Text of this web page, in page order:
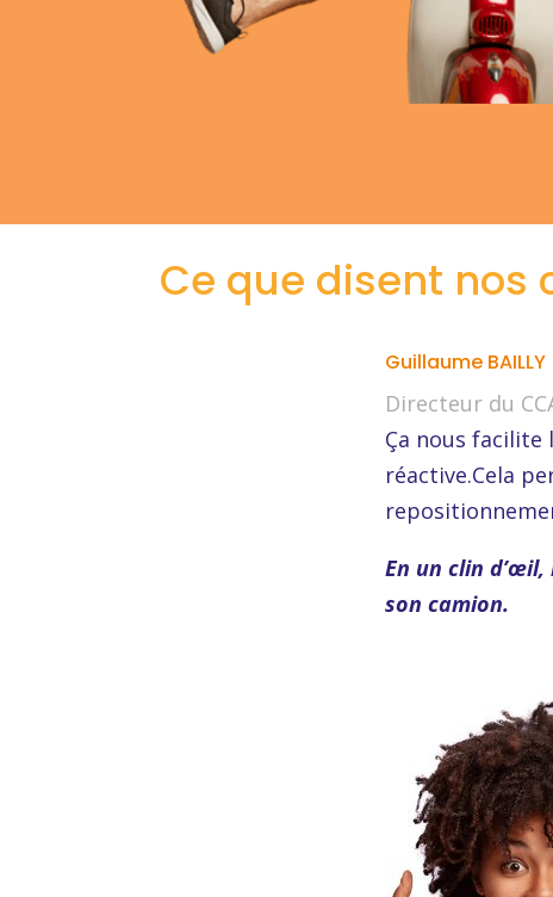
Ce que disent nos
Guillaume BAILLY
Directeur du
Ça nous
réactive.Cela
En un clin
son camion.